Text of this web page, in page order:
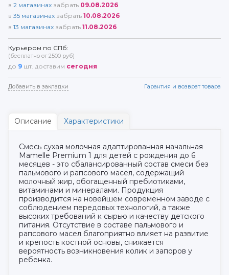
в 2 магазинах забрать 09.08.2026
в 35 магазинах забрать 10.08.2026
в 13 магазинах забрать 11.08.2026
Курьером по СПб:
(бесплатно от 2500 руб)
до 9 шт. доставим сегодня
Добавить в закладки Гарантия и возврат товара
Описание Характеристики
Смесь сухая молочная адаптированная начальная
Mamelle Premium 1 для детей с рождения до 6
месяцев - это сбалансированный состав смеси без
пальмового и рапсового масел, содержащий
молочный жир, обогащенный пребиотиками,
витаминами и минералами. Продукция
производится на новейшем современном заводе с
соблюдением передовых технологий, а также
высоких требований к сырью и качеству детского
питания. Отсутствие в составе пальмового и
рапсового масел благоприятно влияет на развитие
и крепость костной основы, снижается
вероятность возникновения колик и запоров у
ребенка.